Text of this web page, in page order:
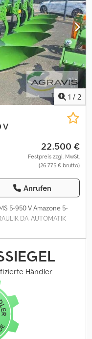
(0190)
Angsrf (0210)
Breite: 3,50 m (0230)
HD-Lagerungsset für
1 / 2
V
22.500 €
Festpreis zzgl. MwSt.
(26.775 € brutto)
Anrufen
5-950 V Amazone 5-
DA-AUTOMATIK
C-PLUS
ANLAGE Crsdpfx
WXM43 CAYROS PAAR
XMS SCHULTERMASS
PAAR VORSCHÄLER
ABSTREIFER
VORBEREITUNG KIT
Händler